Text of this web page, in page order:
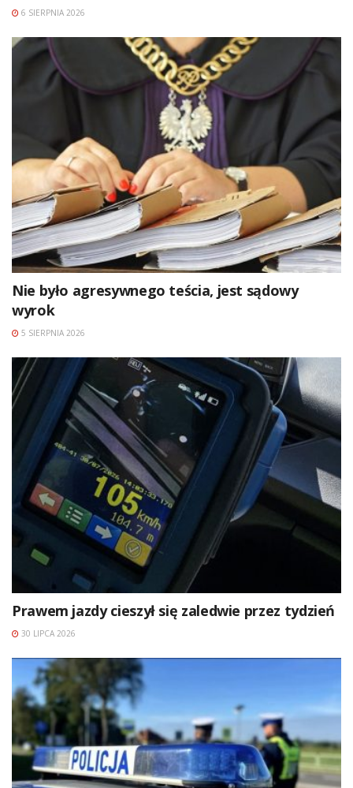
6 SIERPNIA 2026
Nie było agresywnego teścia, jest sądowy
wyrok
5 SIERPNIA 2026
Prawem jazdy cieszył się zaledwie przez tydzień
30 LIPCA 2026